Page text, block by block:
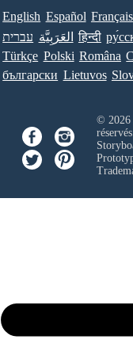
English Español Français
עברית العَرَبِيَّة हिन्दी
Türkçe Polski Româna
български Lietuvos
© 2026
réservés.